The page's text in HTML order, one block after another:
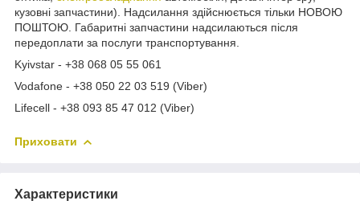
кузовні запчастини). Надсилання здійснюється тільки НОВОЮ
ПОШТОЮ. Габаритні запчастини надсилаються після
передоплати за послуги транспортування.
Kyivstar - +38 068 05 55 061
Vodafone - +38 050 22 03 519 (Viber)
Lifecell - +38 093 85 47 012 (Viber)
Приховати
Характеристики